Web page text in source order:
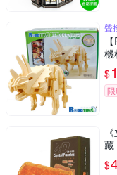
聲
機
$
藏
$